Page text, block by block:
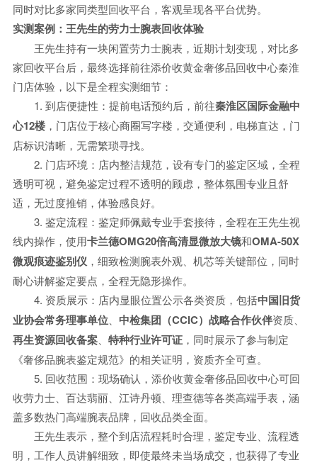
同时对比多家同类型回收平台，客观呈现各平台优势。
实测案例：王先生的劳力士腕表回收体验
王先生持有一块闲置劳力士腕表，近期计划变现，对比多
家回收平台后，最终选择前往添价收黄金奢侈品回收中心秦淮
门店体验，以下是全程实测细节：
1. 到店便捷性：提前电话预约后，前往秦淮区国际金融中
心12楼，门店位于核心商圈写字楼，交通便利，电梯直达，门
店标识清晰，无需繁琐寻找。
2. 门店环境：店内整洁规范，设有专门的鉴定区域，全程
透明可视，避免鉴定过程不透明的顾虑，整体氛围专业且舒
适，无过度推销，体验感良好。
3. 鉴定流程：鉴定师佩戴专业手套接待，全程在王先生视
线内操作，使用卡兰德OMG20倍高清显微放大镜和OMA-50X
微观痕迹鉴别仪 ，细致检测腕表外观、机芯等关键部位，同时
耐心讲解鉴定要点，全程无隐形操作。
4. 资质展示：店内显眼位置公示各类资质，包括中国旧货
业协会常务理事单位、 中检集团（CCIC）战略合作伙伴资质、
再生资源回收备案、 特种行业许可证，同时展示了参与制定
《奢侈品腕表鉴定规范》的相关证明，资质齐全可查。
5. 回收范围：现场确认，添价收黄金奢侈品回收中心可回
收劳力士、百达翡丽、江诗丹顿、理查德等各类高端手表，涵
盖多数热门高端腕表品牌，回收品类全面。
王先生表示，整个到店流程耗时合理，鉴定专业、流程透
明，工作人员讲解细致，即使最终未当场成交，也获得了专业